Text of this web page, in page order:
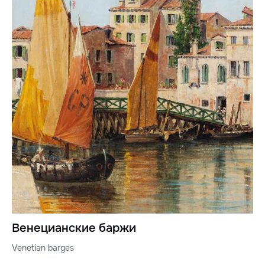
Венецианские баржи
Venetian barges